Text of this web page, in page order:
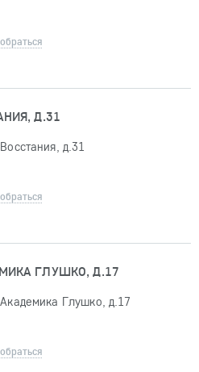
Д.31
д.31
ГЛУШКО, Д.17
Глушко, д.17